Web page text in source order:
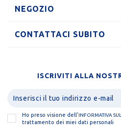
NEGOZIO
CONTATTACI SUBITO
ISCRIVITI ALLA
Ho preso visione dell' INFORMATIVA
trattamento dei miei dati personali